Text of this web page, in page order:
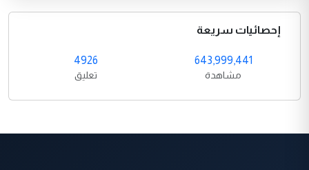
إحصائيات سريعة
643,999,441
مشاهدة
4926
تعليق